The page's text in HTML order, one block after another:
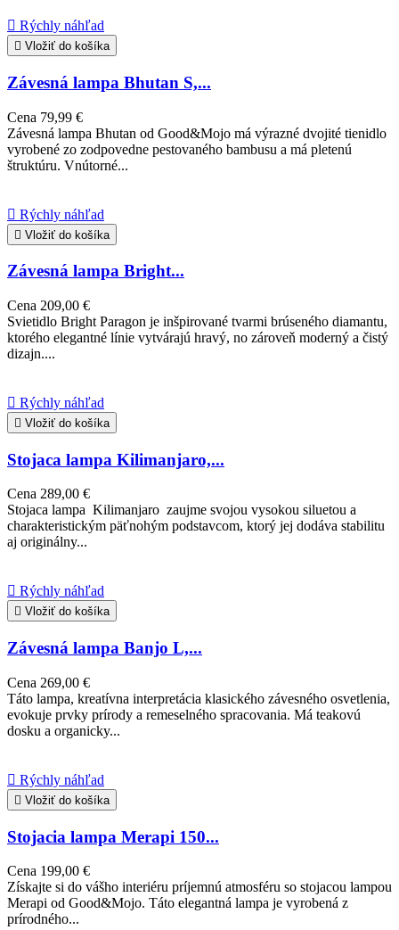
 Rýchly náhľad
 Vložiť do košíka
Závesná lampa Bhutan S,...
Cena 79,99 €
Závesná lampa Bhutan od Good&Mojo má výrazné dvojité tienidlo
vyrobené zo zodpovedne pestovaného bambusu a má pletenú
štruktúru. Vnútorné...
 Rýchly náhľad
 Vložiť do košíka
Závesná lampa Bright...
Cena 209,00 €
Svietidlo Bright Paragon je inšpirované tvarmi brúseného diamantu,
ktorého elegantné línie vytvárajú hravý, no zároveň moderný a čistý
dizajn....
 Rýchly náhľad
 Vložiť do košíka
Stojaca lampa Kilimanjaro,...
Cena 289,00 €
Stojaca lampa Kilimanjaro zaujme svojou vysokou siluetou a
charakteristickým päťnohým podstavcom, ktorý jej dodáva stabilitu
aj originálny...
 Rýchly náhľad
 Vložiť do košíka
Závesná lampa Banjo L,...
Cena 269,00 €
Táto lampa, kreatívna interpretácia klasického závesného osvetlenia,
evokuje prvky prírody a remeselného spracovania. Má teakovú
dosku a organicky...
 Rýchly náhľad
 Vložiť do košíka
Stojacia lampa Merapi 150...
Cena 199,00 €
Získajte si do vášho interiéru príjemnú atmosféru so stojacou lampou
Merapi od Good&Mojo. Táto elegantná lampa je vyrobená z
prírodného...